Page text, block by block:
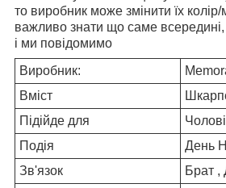
то виробник може змінити їх
важливо знати що саме всередині,
і ми повідомимо
Виробник:
Вміст
Підійде для
Подія
День
Зв'язок
Брат ,